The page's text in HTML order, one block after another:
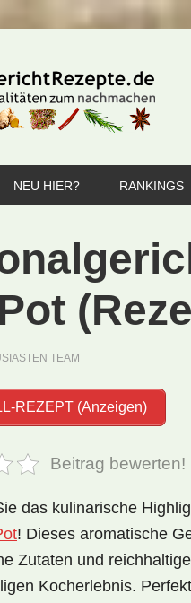
NEU HIER? RANKINGS
TEAM
REZEPT (Anzeigen)
Beitrag bewerten!
das kulinarische
! Dieses aromatische
Zutaten und
Kocherlebnis.